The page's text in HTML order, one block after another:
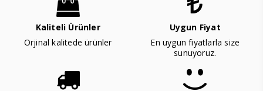
Kaliteli Ürünler
Orjinal kalitede ürünler
Uygun Fiyat
En uygun fiyatlarla size
sunuyoruz.